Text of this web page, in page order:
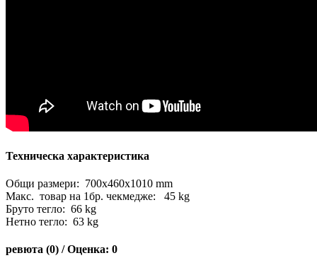
Техническа характеристика
Общи размери: 700x460x1010 mm
Макс. товар на 1бр. чекмедже: 45 kg
Бруто тегло: 66 kg
Нетно тегло: 63 kg
ревюта (0) / Оценка: 0